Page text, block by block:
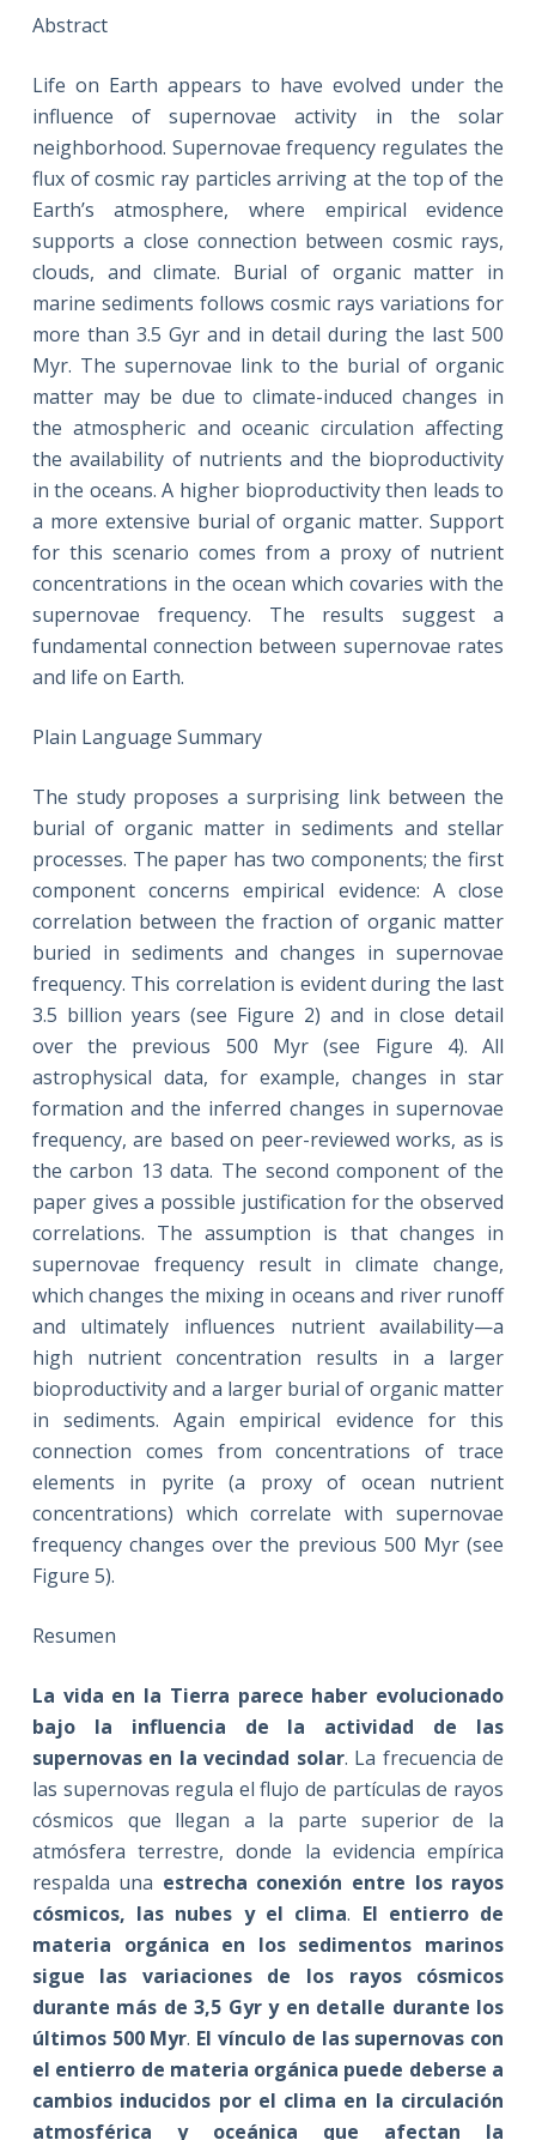
Abstract
Life on Earth appears to have evolved under the
influence of supernovae activity in the solar
neighborhood. Supernovae frequency regulates the
flux of cosmic ray particles arriving at the top of the
Earth’s atmosphere, where empirical evidence
supports a close connection between cosmic rays,
clouds, and climate. Burial of organic matter in
marine sediments follows cosmic rays variations for
more than 3.5 Gyr and in detail during the last 500
Myr. The supernovae link to the burial of organic
matter may be due to climate-induced changes in
the atmospheric and oceanic circulation affecting
the availability of nutrients and the bioproductivity
in the oceans. A higher bioproductivity then leads to
a more extensive burial of organic matter. Support
for this scenario comes from a proxy of nutrient
concentrations in the ocean which covaries with the
supernovae frequency. The results suggest a
fundamental connection between supernovae rates
and life on Earth.
Plain Language Summary
The study proposes a surprising link between the
burial of organic matter in sediments and stellar
processes. The paper has two components; the first
component concerns empirical evidence: A close
correlation between the fraction of organic matter
buried in sediments and changes in supernovae
frequency. This correlation is evident during the last
3.5 billion years (see Figure 2) and in close detail
over the previous 500 Myr (see Figure 4). All
astrophysical data, for example, changes in star
formation and the inferred changes in supernovae
frequency, are based on peer-reviewed works, as is
the carbon 13 data. The second component of the
paper gives a possible justification for the observed
correlations. The assumption is that changes in
supernovae frequency result in climate change,
which changes the mixing in oceans and river runoff
and ultimately influences nutrient availability—a
high nutrient concentration results in a larger
bioproductivity and a larger burial of organic matter
in sediments. Again empirical evidence for this
connection comes from concentrations of trace
elements in pyrite (a proxy of ocean nutrient
concentrations) which correlate with supernovae
frequency changes over the previous 500 Myr (see
Figure 5).
Resumen
La vida en la Tierra parece haber evolucionado
bajo la influencia de la actividad de las
supernovas en la vecindad solar. La frecuencia de
las supernovas regula el flujo de partículas de rayos
cósmicos que llegan a la parte superior de la
atmósfera terrestre, donde la evidencia empírica
respalda una estrecha conexión entre los rayos
cósmicos, las nubes y el clima. El entierro de
materia orgánica en los sedimentos marinos
sigue las variaciones de los rayos cósmicos
durante más de 3,5 Gyr y en detalle durante los
últimos 500 Myr. El vínculo de las supernovas con
el entierro de materia orgánica puede deberse a
cambios inducidos por el clima en la circulación
atmosférica y oceánica que afectan la